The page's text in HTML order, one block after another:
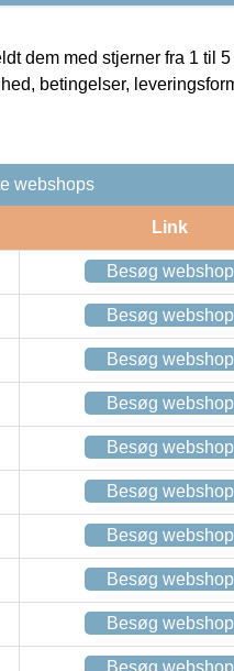
dem med stjerner fra 1 til
betingelser,
webshops
Link
Besøg webshop
Besøg webshop
Besøg webshop
Besøg webshop
Besøg webshop
Besøg webshop
Besøg webshop
Besøg webshop
Besøg webshop
Besøg webshop